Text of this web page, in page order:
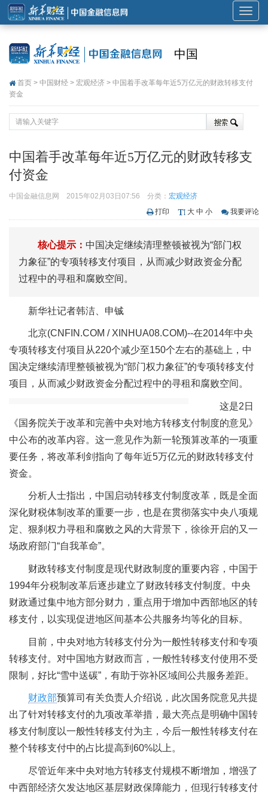
展
开
导
中国
首页 > 中国财经 > 宏观经济 > 中国着手改革每年近5万亿元的财政转移支付
资金
中国着手改革每年近5万亿元的财政转移支
付资金
中国金融信息网 2015年02月03日07:56 分类： 宏观经济
打印
大 中 小 我要评论
核心提示： 中国决定继续清理整顿被视为“部门权
力象征”的专项转移支付项目，从而减少财政资金分配
过程中的寻租和腐败空间。
新华社记者韩洁、申铖
北京(CNFIN.COM / XINHUA08.COM)--在2014年中央
专项转移支付项目从220个减少至150个左右的基础上，中
国决定继续清理整顿被视为“部门权力象征”的专项转移支付
项目，从而减少财政资金分配过程中的寻租和腐败空间。
这是2日
《国务院关于改革和完善中央对地方转移支付制度的意见》
中公布的改革内容。这一意见作为新一轮预算改革的一项重
要任务，将改革利剑指向了每年近5万亿元的财政转移支付
资金。
分析人士指出，中国启动转移支付制度改革，既是全面
深化财税体制改革的重要一步，也是在贯彻落实中央八项规
定、狠刹权力寻租和腐败之风的大背景下，徐徐开启的又一
场政府部门“自我革命”。
财政转移支付制度是现代财政制度的重要内容，中国于
1994年分税制改革后逐步建立了财政转移支付制度。中央
财政通过集中地方部分财力，重点用于增加中西部地区的转
移支付，以实现促进地区间基本公共服务均等化的目标。
目前，中央对地方转移支付分为一般性转移支付和专项
转移支付。对中国地方财政而言，一般性转移支付使用不受
限制，好比“雪中送碳”，有助于弥补区域间公共服务差距。
财政部预算司有关负责人介绍说，此次国务院意见共提
出了针对转移支付的九项改革举措，最大亮点是明确中国转
移支付制度以一般性转移支付为主，今后一般性转移支付在
整个转移支付中的占比提高到60%以上。
尽管近年来中央对地方转移支付规模不断增加，增强了
中西部经济欠发达地区基层财政保障能力，但现行转移支付